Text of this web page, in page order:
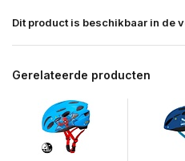
Dit product is beschikbaar in de
Gerelateerde producten